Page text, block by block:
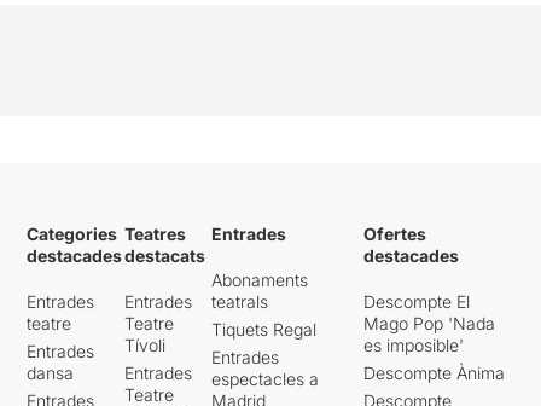
Categories
destacades
Entrades
teatre
Entrades
dansa
Entrades
Teatres
destacats
Entrades
Teatre
Tívoli
Entrades
Teatre
Entrades
Abonaments
teatrals
Tiquets Regal
Entrades
espectacles a
Madrid
Ofertes
destacades
Descompte El
Mago Pop 'Nada
es imposible'
Descompte Ànima
Descompte